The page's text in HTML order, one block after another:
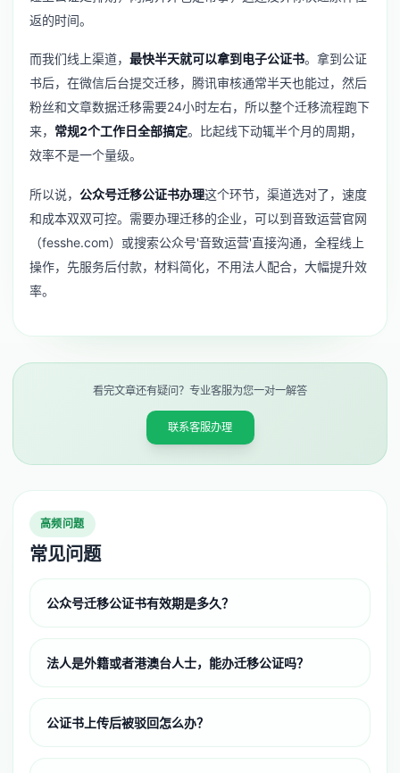
返的时间。
而我们线上渠道， 最快半天就可以拿到电子公证书。拿到公证
书后，在微信后台提交迁移，腾讯审核通常半天也能过，然后
粉丝和文章数据迁移需要24小时左右，所以整个迁移流程跑下
来， 常规2个工作日全部搞定。比起线下动辄半个月的周期，
效率不是一个量级。
所以说， 公众号迁移公证书办理这个环节，渠道选对了，速度
和成本双双可控。需要办理迁移的企业，可以到音致运营官网
（fesshe.com）或搜索公众号'音致运营'直接沟通，全程线上
操作，先服务后付款，材料简化，不用法人配合，大幅提升效
率。
看完文章还有疑问？专业客服为您一对一解答
联系客服办理
高频问题
常见问题
公众号迁移公证书有效期是多久？
法人是外籍或者港澳台人士，能办迁移公证吗？
公证书上传后被驳回怎么办？